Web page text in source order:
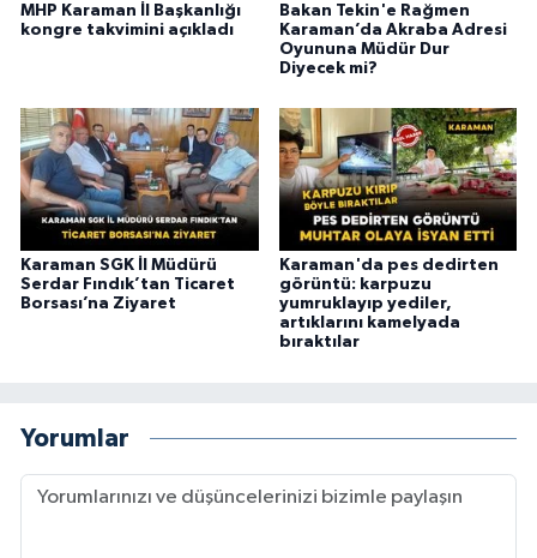
MHP Karaman İl Başkanlığı
kongre takvimini açıkladı
Bakan Tekin'e Rağmen
Karaman’da Akraba Adresi
Oyununa Müdür Dur
Diyecek mi?
Karaman SGK İl Müdürü
Serdar Fındık’tan Ticaret
Borsası’na Ziyaret
Karaman'da pes dedirten
görüntü: karpuzu
yumruklayıp yediler,
artıklarını kamelyada
bıraktılar
Yorumlar